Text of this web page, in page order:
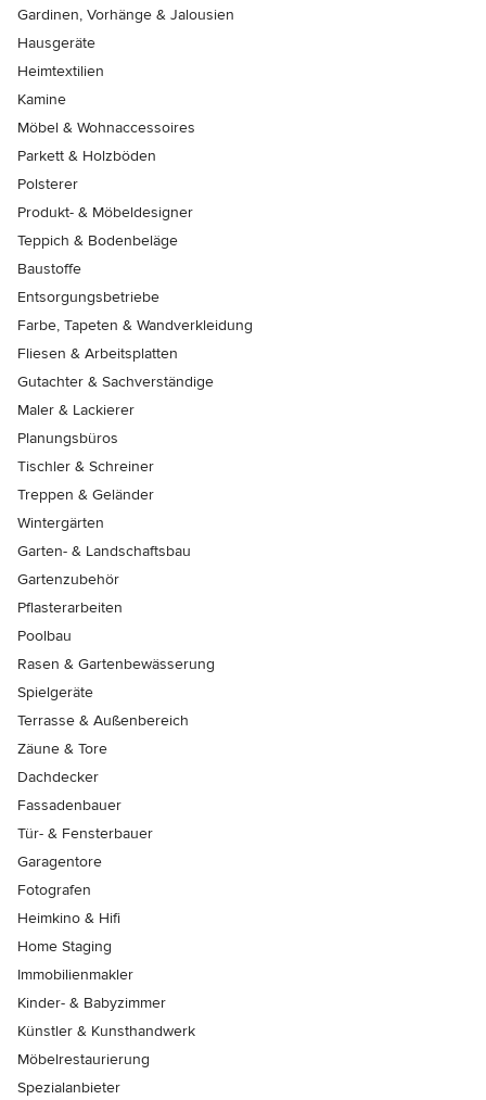
Gardinen, Vorhänge & Jalousien
Hausgeräte
Heimtextilien
Kamine
Möbel & Wohnaccessoires
Parkett & Holzböden
Polsterer
Produkt- & Möbeldesigner
Teppich & Bodenbeläge
Baustoffe
Entsorgungsbetriebe
Farbe, Tapeten & Wandverkleidung
Fliesen & Arbeitsplatten
Gutachter & Sachverständige
Maler & Lackierer
Planungsbüros
Tischler & Schreiner
Treppen & Geländer
Wintergärten
Garten- & Landschaftsbau
Gartenzubehör
Pflasterarbeiten
Poolbau
Rasen & Gartenbewässerung
Spielgeräte
Terrasse & Außenbereich
Zäune & Tore
Dachdecker
Fassadenbauer
Tür- & Fensterbauer
Garagentore
Fotografen
Heimkino & Hifi
Home Staging
Immobilienmakler
Kinder- & Babyzimmer
Künstler & Kunsthandwerk
Möbelrestaurierung
Spezialanbieter